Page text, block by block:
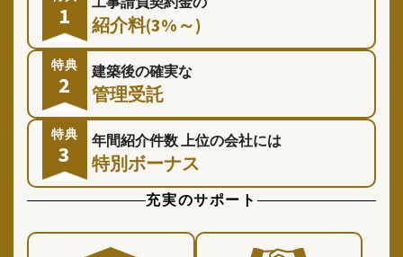
1 紹介料(3%～)
特典
2 建築後の確実な
管理受託
特典
3 年間紹介件数上位の会社には
特別ボーナス
充実のサポート